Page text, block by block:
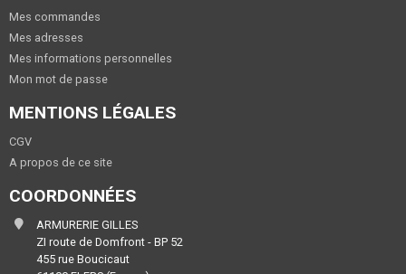
Mes commandes
Mes adresses
Mes informations personnelles
Mon mot de passe
MENTIONS LÉGALES
CGV
A propos de ce site
COORDONNÉES
ARMURERIE GILLES
ZI route de Domfront - BP 52
455 rue Boucicaut